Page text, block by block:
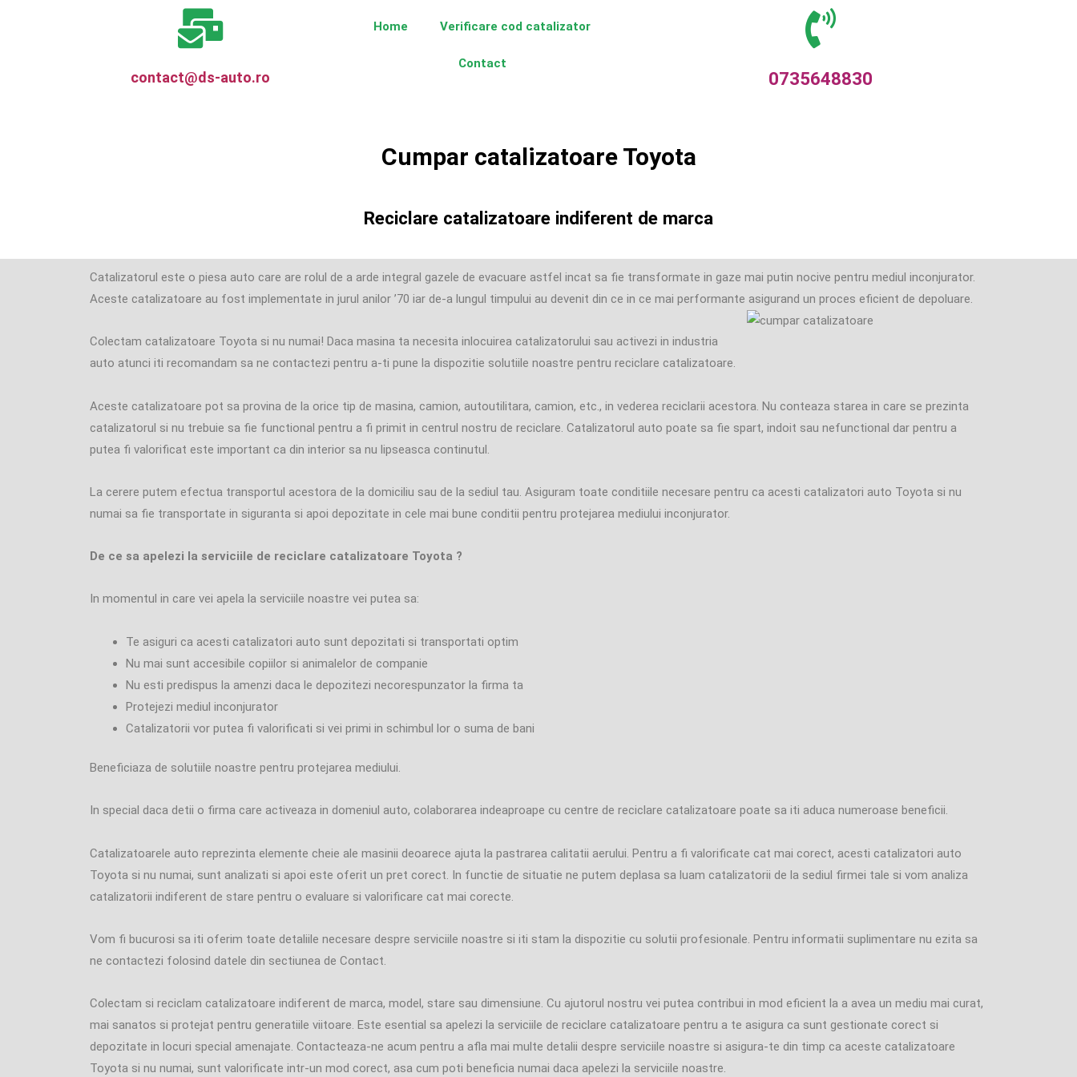
contact@ds-auto.ro
Home Verificare cod catalizator
Contact
0735648830
Cumpar catalizatoare Toyota
Reciclare catalizatoare indiferent de marca
Catalizatorul este o piesa auto care are rolul de a arde integral gazele de evacuare astfel incat sa fie transformate in gaze mai putin nocive pentru mediul inconjurator.
Aceste catalizatoare au fost implementate in jurul anilor ’70 iar de-a lungul timpului au devenit din ce in ce mai performante asigurand un proces eficient de depoluare.
Colectam catalizatoare Toyota si nu numai! Daca masina ta necesita inlocuirea catalizatorului sau activezi in industria
auto atunci iti recomandam sa ne contactezi pentru a-ti pune la dispozitie solutiile noastre pentru reciclare catalizatoare.
Aceste catalizatoare pot sa provina de la orice tip de masina, camion, autoutilitara, camion, etc., in vederea reciclarii acestora. Nu conteaza starea in care se prezinta
catalizatorul si nu trebuie sa fie functional pentru a fi primit in centrul nostru de reciclare. Catalizatorul auto poate sa fie spart, indoit sau nefunctional dar pentru a
putea fi valorificat este important ca din interior sa nu lipseasca continutul.
La cerere putem efectua transportul acestora de la domiciliu sau de la sediul tau. Asiguram toate conditiile necesare pentru ca acesti catalizatori auto Toyota si nu
numai sa fie transportate in siguranta si apoi depozitate in cele mai bune conditii pentru protejarea mediului inconjurator.
De ce sa apelezi la serviciile de reciclare catalizatoare Toyota ?
In momentul in care vei apela la serviciile noastre vei putea sa:
Te asiguri ca acesti catalizatori auto sunt depozitati si transportati optim
Nu mai sunt accesibile copiilor si animalelor de companie
Nu esti predispus la amenzi daca le depozitezi necorespunzator la firma ta
Protejezi mediul inconjurator
Catalizatorii vor putea fi valorificati si vei primi in schimbul lor o suma de bani
Beneficiaza de solutiile noastre pentru protejarea mediului.
In special daca detii o firma care activeaza in domeniul auto, colaborarea indeaproape cu centre de reciclare catalizatoare poate sa iti aduca numeroase beneficii.
Catalizatoarele auto reprezinta elemente cheie ale masinii deoarece ajuta la pastrarea calitatii aerului. Pentru a fi valorificate cat mai corect, acesti catalizatori auto
Toyota si nu numai, sunt analizati si apoi este oferit un pret corect. In functie de situatie ne putem deplasa sa luam catalizatorii de la sediul firmei tale si vom analiza
catalizatorii indiferent de stare pentru o evaluare si valorificare cat mai corecte.
Vom fi bucurosi sa iti oferim toate detaliile necesare despre serviciile noastre si iti stam la dispozitie cu solutii profesionale. Pentru informatii suplimentare nu ezita sa
ne contactezi folosind datele din sectiunea de Contact.
Colectam si reciclam catalizatoare indiferent de marca, model, stare sau dimensiune. Cu ajutorul nostru vei putea contribui in mod eficient la a avea un mediu mai curat,
mai sanatos si protejat pentru generatiile viitoare. Este esential sa apelezi la serviciile de reciclare catalizatoare pentru a te asigura ca sunt gestionate corect si
depozitate in locuri special amenajate. Contacteaza-ne acum pentru a afla mai multe detalii despre serviciile noastre si asigura-te din timp ca aceste catalizatoare
Toyota si nu numai, sunt valorificate intr-un mod corect, asa cum poti beneficia numai daca apelezi la serviciile noastre.